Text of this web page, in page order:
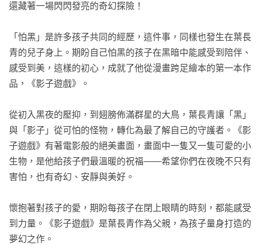
還藏著一場閃閃發亮的奇幻探險！
「怕黑」是許多孩子共同的經歷，這件事，同樣也發生在葉長
青的兒子身上。期盼自己怕黑的孩子在黑暗中能感受到陪伴、
感受到美，這樣的初心，成就了他從漫畫跨足繪本的第一本作
品，《影子遊戲》。
從初入黑夜的壓抑，到翅膀佈滿群星的大鳥，葉長青讓「黑」
與「影子」從可怕的怪物，轉化為最了解自己的守護者。《影
子遊戲》有著電影般的絕美畫面，畫面中一隻又一隻可愛的小
生物，是他給孩子們最溫暖的祝福——希望你們在夜晚不只有
害怕，也有奇幻、安靜與美好。
懷抱著對孩子的愛，期盼每孩子在閉上眼睛的時刻，都能感受
到力量。《影子遊戲》是葉長青作為父親，為孩子量身打造的
夢幻之作。